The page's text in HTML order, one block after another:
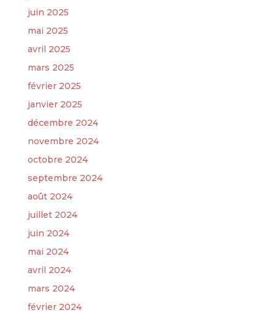
juin 2025
mai 2025
avril 2025
mars 2025
février 2025
janvier 2025
décembre 2024
novembre 2024
octobre 2024
septembre 2024
août 2024
juillet 2024
juin 2024
mai 2024
avril 2024
mars 2024
février 2024